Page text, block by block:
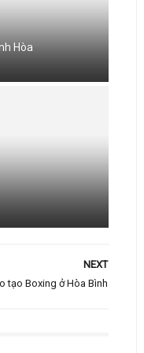
Hòa
NEXT
tạo Boxing ở Hòa Bình